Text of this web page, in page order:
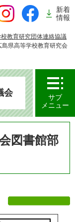
新着
情報
教育研究団体連絡協議
島県高等学校教育研究会
会
サブ
メニュー
図書館部